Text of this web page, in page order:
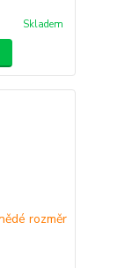
Skladem